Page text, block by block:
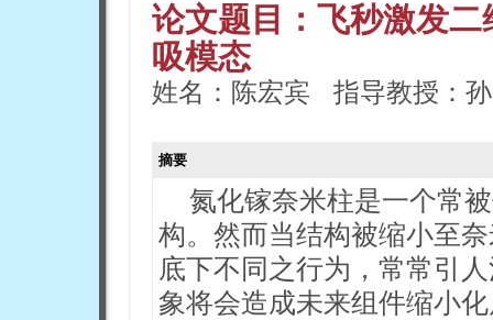
论文题目：飞秒激发
吸模态
姓名：陈宏宾 指导教授：
摘要
氮化镓奈米柱是一个常
构。然而当结构被缩小至
底下不同之行为，常常引
象将会造成未来组件缩小